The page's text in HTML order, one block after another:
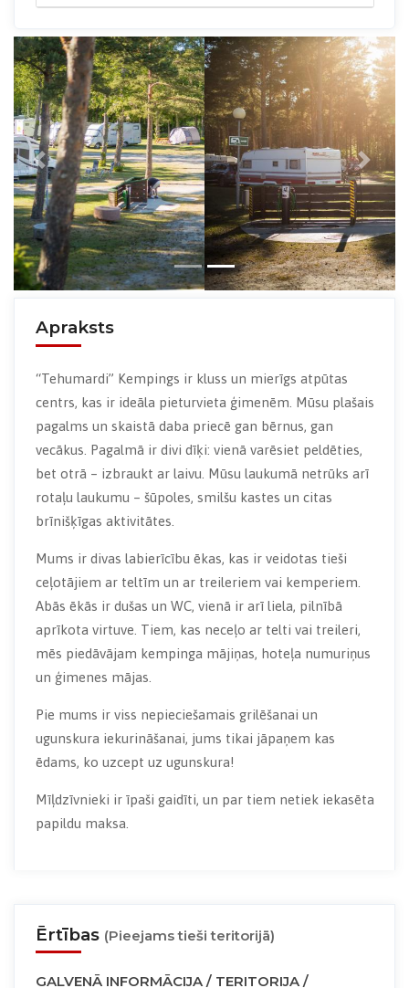
Previous Next
Apraksts
“Tehumardi” Kempings ir kluss un mierīgs atpūtas
centrs, kas ir ideāla pieturvieta ģimenēm. Mūsu plašais
pagalms un skaistā daba priecē gan bērnus, gan
vecākus. Pagalmā ir divi dīķi: vienā varēsiet peldēties,
bet otrā – izbraukt ar laivu. Mūsu laukumā netrūks arī
rotaļu laukumu – šūpoles, smilšu kastes un citas
brīnišķīgas aktivitātes.
Mums ir divas labierīcību ēkas, kas ir veidotas tieši
ceļotājiem ar teltīm un ar treileriem vai kemperiem.
Abās ēkās ir dušas un WC, vienā ir arī liela, pilnībā
aprīkota virtuve. Tiem, kas neceļo ar telti vai treileri,
mēs piedāvājam kempinga mājiņas, hoteļa numuriņus
un ģimenes mājas.
Pie mums ir viss nepieciešamais grilēšanai un
ugunskura iekurināšanai, jums tikai jāpaņem kas
ēdams, ko uzcept uz ugunskura!
Mīļdzīvnieki ir īpaši gaidīti, un par tiem netiek iekasēta
papildu maksa.
Ērtības (Pieejams tieši teritorijā)
GALVENĀ INFORMĀCIJA / TERITORIJA /